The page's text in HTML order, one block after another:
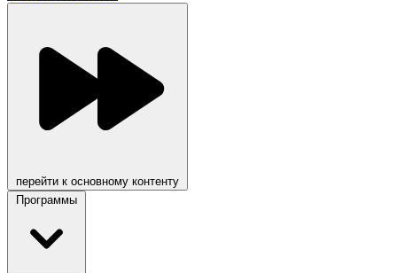
перейти к основному контенту
Программы